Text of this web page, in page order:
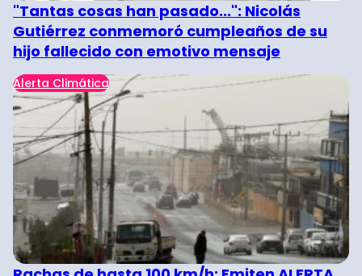
"Tantas cosas han pasado...": Nicolás
Gutiérrez conmemoró cumpleaños de su
hijo fallecido con emotivo mensaje
Alerta Climática